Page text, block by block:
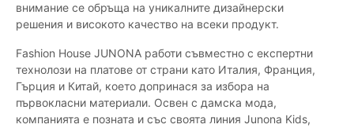
внимание се обръща на уникалните дизайнерски
решения и високото качество на всеки продукт.
Fashion House JUNONA работи съвместно с експертни
технолози на платове от страни като Италия, Франция,
Гърция и Китай, което допринася за избора на
първокласни материали. Освен с дамска мода,
компанията е позната и със своята линия Junona Kids,